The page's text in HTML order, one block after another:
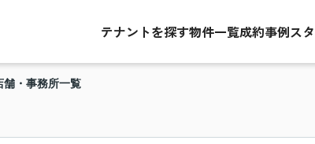
テナントを探す物件一覧成約事例ス
舗・事務所一覧